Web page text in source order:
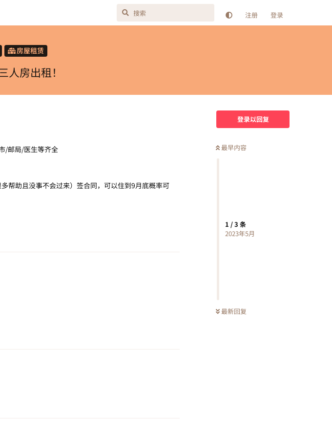
注册 登录
房屋租赁
人房出租！
登录以回复
最早内容
1 /3 条
2023年5月
最新回复
/邮局/医生等齐全
帮助且没事不会过来）签合同，可以住到9月底概率可